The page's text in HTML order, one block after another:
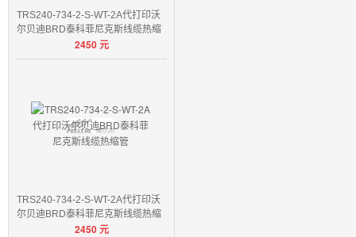
TRS240-734-2-S-WT-2A代打印沃
尔贝迪BRD泰科菲尼克斯线缆热缩
2450元
TRS240-734-2-S-WT-2A代打印沃
尔贝迪BRD泰科菲尼克斯线缆热缩
2450元